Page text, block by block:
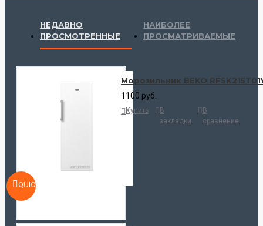
НЕДАВНО
ПРОСМОТРЕННЫЕ
НАИБОЛЕЕ
ПРОСМАТРИВАЕМЫЕ
QUICKVIEW
Морозильник BEKO
1100 руб.
Купить
В
закладки
В
сравнение